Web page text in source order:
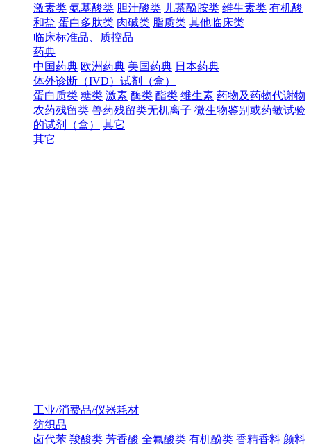
激素类 氨基酸类 胆汁酸类 儿茶酚胺类 维生素类 有机酸
和盐 蛋白多肽类 肉碱类 脂质类 其他临床类
临床标准品、质控品
药典
中国药典 欧洲药典 美国药典 日本药典
体外诊断（IVD）试剂（盒）
蛋白质类 糖类 激素 酶类 酯类 维生素 药物及药物代谢物
农药残留类 兽药残留类无机离子 微生物鉴别或药敏试验
的试剂（盒）
其它
其它
工业/消费品/仪器耗材
纺织品
卤代苯 羧酸类 芳香酸 全氟酸类 有机酚类 香精香料 颜料